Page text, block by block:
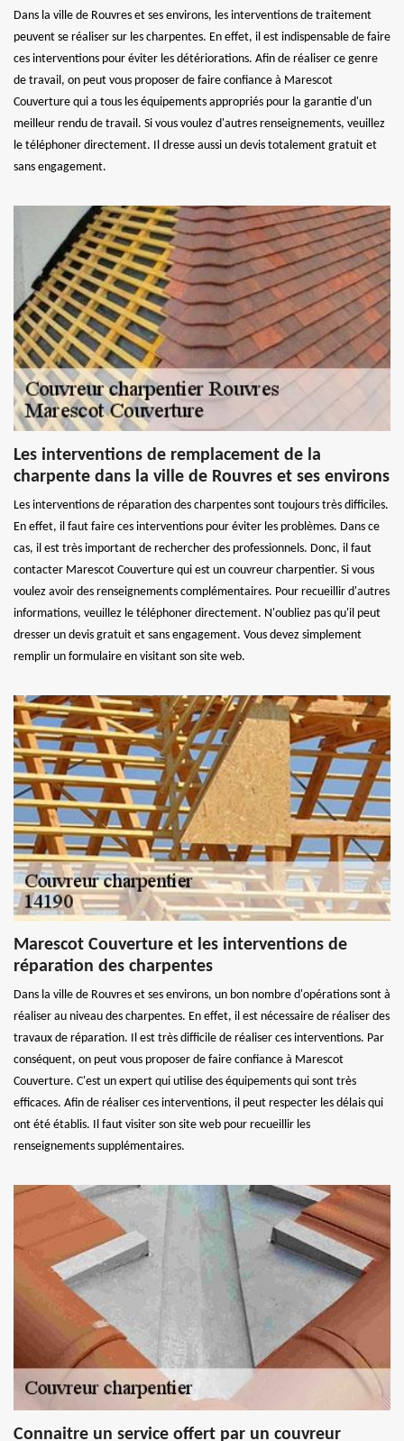
Dans la ville de Rouvres et ses environs, les interventions de traitement
peuvent se réaliser sur les charpentes. En effet, il est indispensable de faire
ces interventions pour éviter les détériorations. Afin de réaliser ce genre
de travail, on peut vous proposer de faire confiance à Marescot
Couverture qui a tous les équipements appropriés pour la garantie d'un
meilleur rendu de travail. Si vous voulez d'autres renseignements, veuillez
le téléphoner directement. Il dresse aussi un devis totalement gratuit et
sans engagement.
Les interventions de remplacement de la
charpente dans la ville de Rouvres et ses environs
Les interventions de réparation des charpentes sont toujours très difficiles.
En effet, il faut faire ces interventions pour éviter les problèmes. Dans ce
cas, il est très important de rechercher des professionnels. Donc, il faut
contacter Marescot Couverture qui est un couvreur charpentier. Si vous
voulez avoir des renseignements complémentaires. Pour recueillir d'autres
informations, veuillez le téléphoner directement. N'oubliez pas qu'il peut
dresser un devis gratuit et sans engagement. Vous devez simplement
remplir un formulaire en visitant son site web.
Marescot Couverture et les interventions de
réparation des charpentes
Dans la ville de Rouvres et ses environs, un bon nombre d'opérations sont à
réaliser au niveau des charpentes. En effet, il est nécessaire de réaliser des
travaux de réparation. Il est très difficile de réaliser ces interventions. Par
conséquent, on peut vous proposer de faire confiance à Marescot
Couverture. C'est un expert qui utilise des équipements qui sont très
efficaces. Afin de réaliser ces interventions, il peut respecter les délais qui
ont été établis. Il faut visiter son site web pour recueillir les
renseignements supplémentaires.
Connaitre un service offert par un couvreur